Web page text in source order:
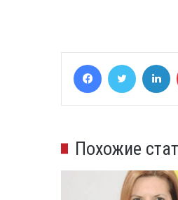
FacebookTwitter
Похожие